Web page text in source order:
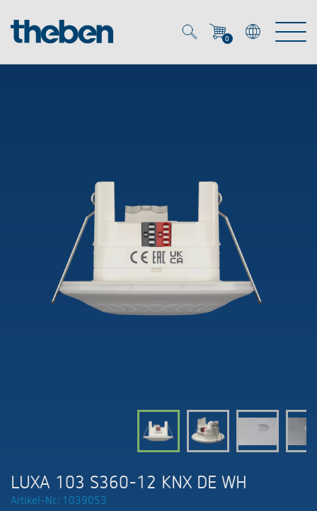
0
Smart Home
DALI
Präsenzmelder & Bewegungsmelder
OEM-Lösungen
Ansprechpartner OEM
OEM-Referenzen
Zeit- und Lichtsteuerung
DALI-2 Lichtsteuerung
LED Beleuchtung
Apps
Downloads
Konformitätserklärungen
Unternehmen
Nachhaltigkeit
Technischer Support
Vertrieb Deutschland
LUXA 103 S360-12 KNX DE WH
Artikel-Nr.: 1039053